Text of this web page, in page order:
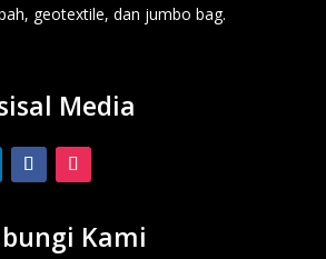
geotextile, dan jumbo bag.
Media
Kami